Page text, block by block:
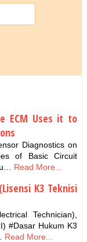
ECM Uses it to
Diagnostics on
of Basic Circuit
Read More...
K3 Teknisi
Technician),
#Dasar Hukum K3
Read More...